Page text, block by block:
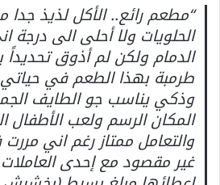
“مطعم رائع.. الأكل لذيذ جدا
الحلويات ولا أحلى الى
الدمام ولكن لم أذوق تحديداً
طرمبة بهذا الطعم في حياتي
وذكي يناسب جو الطايف
المكان الرسم ولعب الأطفال
والتعامل ممتاز رغم اني
غير مقصود مع إحدى العاملات